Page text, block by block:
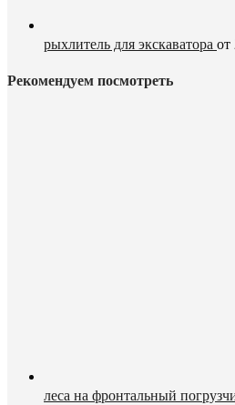
рыхлитель для экскаватора от
Рекомендуем посмотреть
леса на фронтальный